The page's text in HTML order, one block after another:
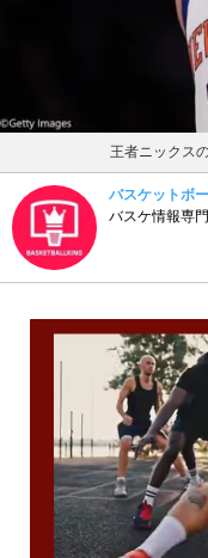
王者ニックス
バスケットボ
バスケ情報専